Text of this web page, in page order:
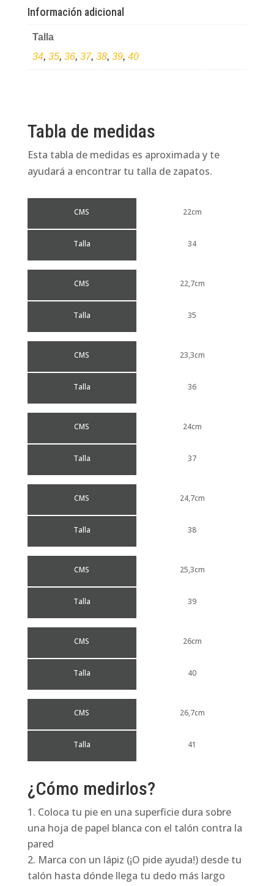
cantidad
Información adicional
Talla
34, 35, 36, 37, 38, 39, 40
Tabla de medidas
Esta tabla de medidas es aproximada y te
ayudará a encontrar tu talla de zapatos.
CMS
Talla
22cm
34
CMS
Talla
22,7cm
35
CMS
Talla
23,3cm
36
CMS
Talla
24cm
37
CMS
Talla
24,7cm
38
CMS
Talla
25,3cm
39
CMS
Talla
26cm
40
CMS
Talla
26,7cm
41
¿Cómo medirlos?
Coloca tu pie en una superficie dura sobre
una hoja de papel blanca con el talón contra la
pared
Marca con un lápiz (¡O pide ayuda!) desde tu
talón hasta dónde llega tu dedo más largo